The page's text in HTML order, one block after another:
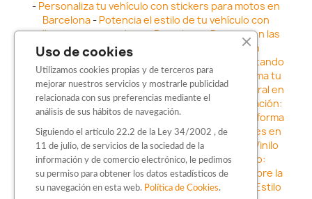
- Personaliza tu vehículo con stickers para motos en
Barcelona- Potencia el estilo de tu vehículo con
adhesivos para coche en Barcelona-Destaca en las
calles: Los Mejores stickers para coches en
Vinilo para faros en Barcelona: Resaltando
la Estética y Seguridad del Automóvil- Transforma tu
vehículo con los vinilos fundidos rotulación integral en
Barcelona-Explora la Innovación en Personalización:
Vinilo líquido barbarroja dip en Barcelona
Transforma
tu vehículo con estilo: Kits adhesivos para coches en
Barcelona-Personaliza tu vehículo con estilo: Vinilo
para coche en Barcelona-Destaca con Estilo:
Pegatinas personalizadas en Barcelona -Descubre la
distinción: Los Mejores stickers en Barcelona
Estilo
Uso de cookies
Utilizamos cookies propias y de terceros para
mejorar nuestros servicios y mostrarle publicidad
relacionada con sus preferencias mediante el
análisis de sus hábitos de navegación.
Siguiendo el artículo 22.2 de la Ley 34/2002 , de
11 de julio, de servicios de la sociedad de la
información y de comercio electrónico, le pedimos
su permiso para obtener los datos estadísticos de
su navegación en esta web. Política de Cookies.